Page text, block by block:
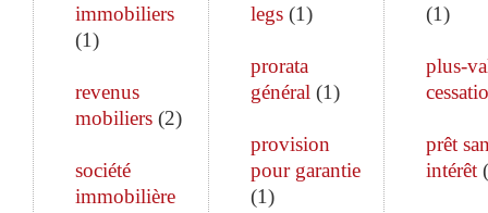
immobiliers
(1)
revenus
mobiliers (2)
société
immobilière
legs(1)
prorata
général (1)
provision
pour garantie
(1)
(1)
plus-
prêt
intérêt(